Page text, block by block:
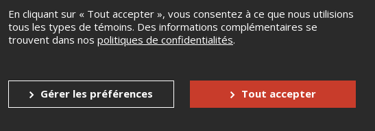
Bobépine & Talents Uniq
Jusqu'à 15 jours avant l'événement
à mobilité réduite
En cliquant sur « Tout accepter », vous consentez à ce que nous utilisions
tous les types de témoins. Des informations complémentaires se
trouvent dans nos politiques de confidentialités.
Gérer les préférences Tout accepter